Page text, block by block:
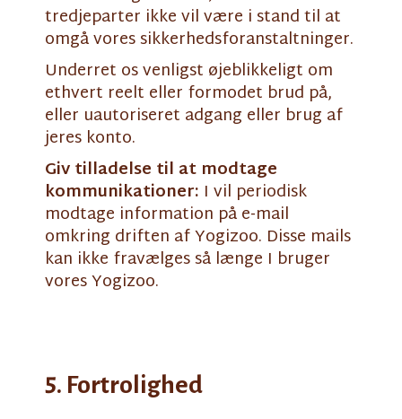
tredjeparter ikke vil være i stand til at
omgå vores sikkerhedsforanstaltninger.
Underret os venligst øjeblikkeligt om
ethvert reelt eller formodet brud på,
eller uautoriseret adgang eller brug af
jeres konto.
Giv tilladelse til at modtage
kommunikationer: I vil periodisk
modtage information på e-mail
omkring driften af Yogizoo. Disse mails
kan ikke fravælges så længe I bruger
vores Yogizoo.
5. Fortrolighed